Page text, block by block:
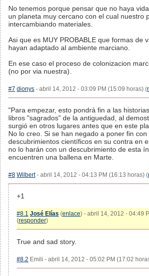
No tenemos porque pensar que no haya
un planeta muy cercano con el cual nuestro
intercambiando materiales.
Asi que es MUY PROBABLE que formas de
hayan adaptado al ambiente marciano.
En ese caso el proceso de colonizacion
(no por via nuestra).
#7 dionys - abril 14, 2012 - 03:09 PM (15:09 horas) (
"Para empezar, esto pondrá fin a las
libros "sagrados" de la antiguedad, al
surgió en otros lugares antes que en este
No lo creo. Si se han negado a poner fin con
descubrimientos científicos en su contra en
no lo harán con un descubrimiento de esta
encuentren una ballena en Marte.
#8 Wilbert- abril 14, 2012 - 04:13 PM (16:13 horas) (
+1
#8.1 José Elías (enlace) - abril 14, 2012 - 04:49
(responder)
True and sad story.
#8.2 Emili - abril 14, 2012 - 05:02 PM (17:02